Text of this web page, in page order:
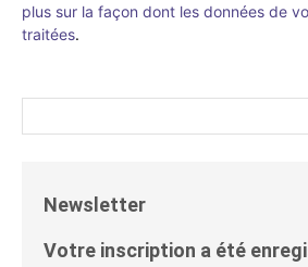
plus sur la façon dont les données de
traitées.
Newsletter
Votre inscription a été